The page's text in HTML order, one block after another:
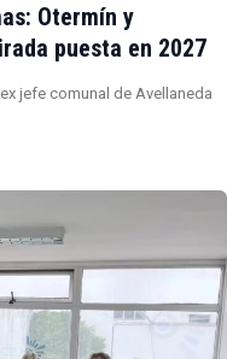
Otermín y
puesta en 2027
jefe comunal de Avellaneda